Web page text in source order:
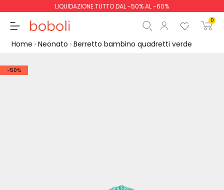
LIQUIDAZIONE TUTTO DAL -50% AL -60%
0
Home Neonato Berretto bambino quadretti verde
-50%